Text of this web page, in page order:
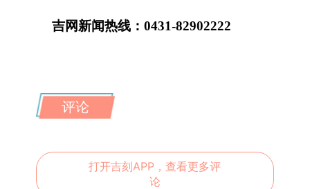
吉网新闻热线：0431-82902222
评论
打开吉刻APP，查看更多评
论